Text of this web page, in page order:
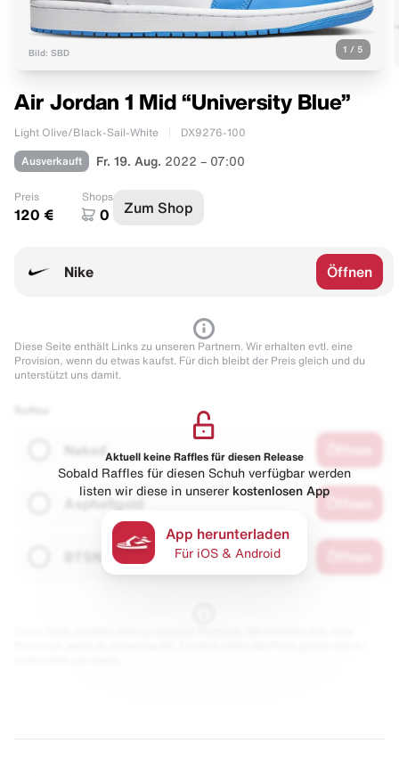
Bild: SBD 1 / 5
Air Jordan 1 Mid “University Blue”
Light Olive/Black-Sail-White DX9276-100
Ausverkauft Fr. 19. Aug. 2022 – 07:00
Preis
120 €
Shops
0 Zum Shop
Nike Öffnen
Diese Seite enthält Links zu unseren Partnern. Wir erhalten evtl. eine
Provision, wenn du etwas kaufst. Für dich bleibt der Preis gleich und du
unterstützt uns damit.
Naked
Asphaltgold
Aktuell keine Raffles für diesen Release
Sobald Raffles für diesen Schuh verfügbar werden
listen wir diese in unserer kostenlosen App
App herunterladen
Für iOS & Android